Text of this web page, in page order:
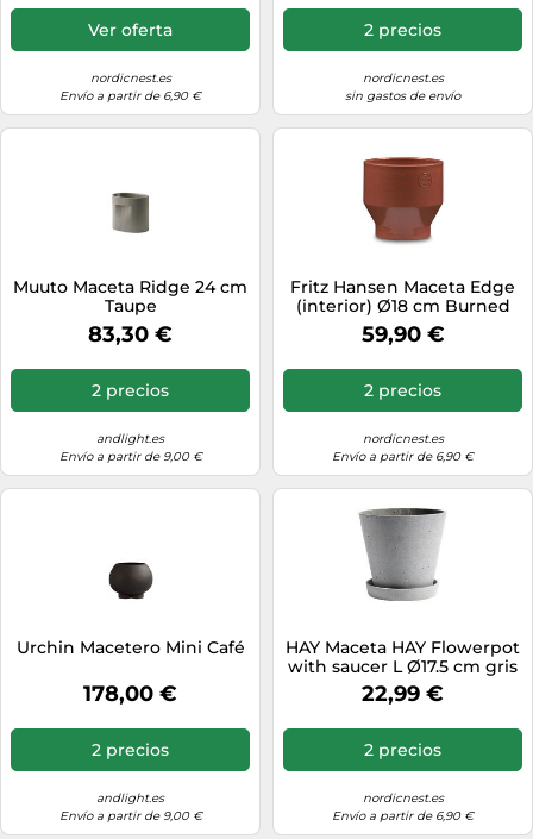
Ver oferta
nordicnest.es
Envío a partir de 6,90 €
2 precios
nordicnest.es
sin gastos de envío
Muuto Maceta Ridge 24 cm
Taupe
83,30 €
2 precios
andlight.es
Envío a partir de 9,00 €
Fritz Hansen Maceta Edge
(interior) Ø18 cm Burned
red
59,90 €
2 precios
nordicnest.es
Envío a partir de 6,90 €
Urchin Macetero Mini Café
178,00 €
2 precios
andlight.es
Envío a partir de 9,00 €
HAY Maceta HAY Flowerpot
with saucer L Ø17.5 cm gris
22,99 €
2 precios
nordicnest.es
Envío a partir de 6,90 €